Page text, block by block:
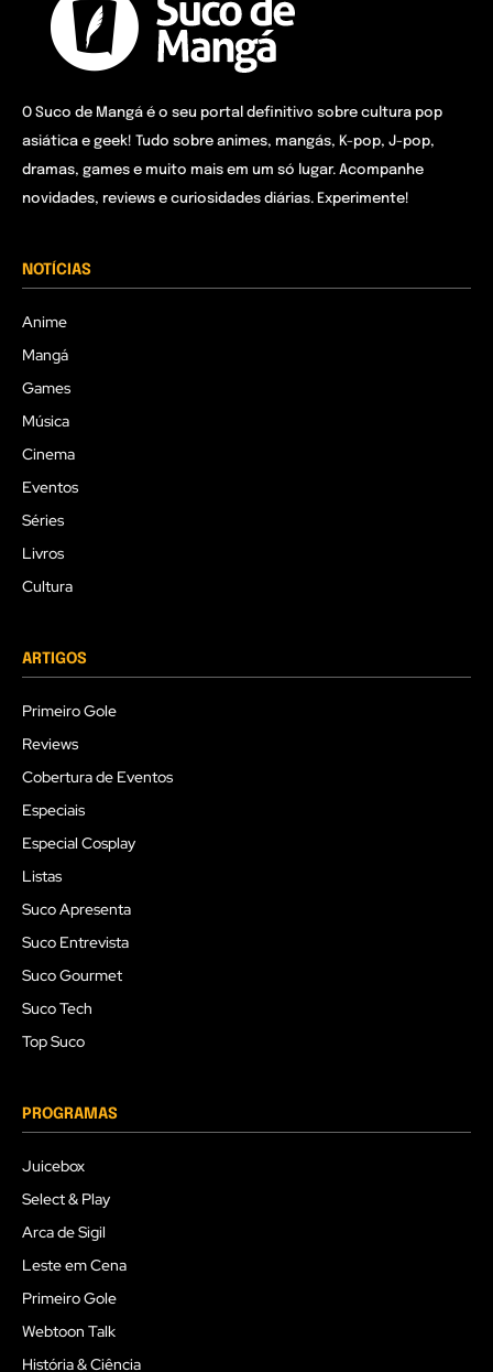
O Suco de Mangá é o seu portal definitivo sobre cultura pop
asiática e geek! Tudo sobre animes, mangás, K-pop, J-pop,
dramas, games e muito mais em um só lugar. Acompanhe
novidades, reviews e curiosidades diárias. Experimente!
NOTÍCIAS
Anime
Mangá
Games
Música
Cinema
Eventos
Séries
Livros
Cultura
ARTIGOS
Primeiro Gole
Reviews
Cobertura de Eventos
Especiais
Especial Cosplay
Listas
Suco Apresenta
Suco Entrevista
Suco Gourmet
Suco Tech
Top Suco
PROGRAMAS
Juicebox
Select & Play
Arca de Sigil
Leste em Cena
Primeiro Gole
Webtoon Talk
História & Ciência